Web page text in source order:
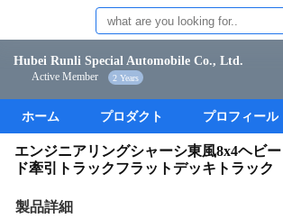
Hubei Runli Special Automobile Co., Ltd.
Active Member 2 Years
ホーム プロダクト プロフィール
エンジニアリングシャーシ東風8x4ヘビ
ド牽引トラックフラットデッキトラック
製品詳細